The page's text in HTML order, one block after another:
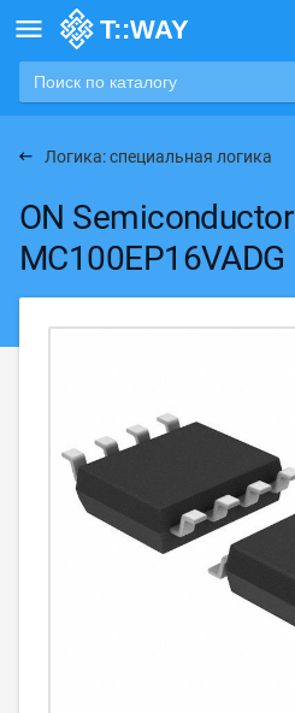

Логика: специальная логика
ON Semiconductor
MC100EP16VADG